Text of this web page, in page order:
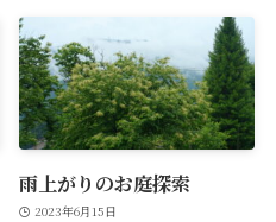
雨上がりのお庭探索
2023年6月15日